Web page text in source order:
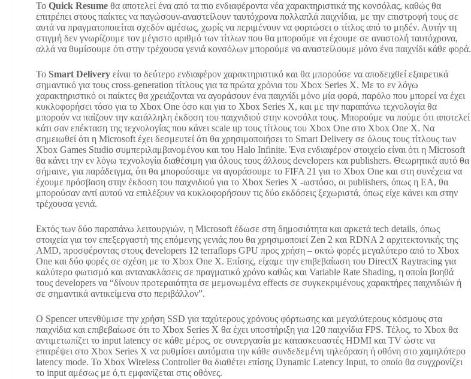
Το Quick Resume θα αποτελεί ένα από τα πιο ενδιαφέροντα νέα χαρακτηριστικά της κονσόλας, καθώς θα
επιτρέπει στους παίκτες να παγώσουν-αναστείλουν ταυτόχρονα πολλαπλά παιχνίδια, με την επιστροφή τους σε
αυτά να πραγματοποιείται σχεδόν αμέσως, χωρίς να περιμένουν να φορτώσει ο τίτλος από το μηδέν. Αυτήν τη
στιγμή δεν γνωρίζουμε τον μέγιστο αριθμό των τίτλων που θα μπορούμε να έχουμε σε αναστολή ταυτόχρονα,
αλλά να θυμίσουμε ότι στην τρέχουσα γενιά κονσόλων μπορούμε να αναστείλουμε μόνο ένα παιχνίδι κάθε φορά.
Το Smart Delivery είναι το δεύτερο ενδιαφέρον χαρακτηριστικό και θα μπορούσε να αποδειχθεί εξαιρετικά
σημαντικό για τους cross-generation τίτλους για τα πρώτα χρόνια του Xbox Series X. Με το εν λόγω
χαρακτηριστικό οι παίκτες θα χρειάζονται να αγοράσουν ένα παιχνίδι μόνο μία φορά, παρόλο που μπορεί να έχει
κυκλοφορήσει τόσο για το Xbox One όσο και για το Xbox Series X, και με την παραπάνω τεχνολογία θα
μπορούν να παίζουν την κατάλληλη έκδοση του παιχνιδιού στην κονσόλα τους. Μπορούμε να πούμε ότι αποτελεί
κάτι σαν επέκταση της τεχνολογίας που κάνει scale up τους τίτλους του Xbox One στο Xbox One X. Να
σημειωθεί ότι η Microsoft έχει δεσμευτεί ότι θα χρησιμοποιήσει το Smart Delivery σε όλους τους τίτλους των
Xbox Games Studio συμπεριλαμβανομένου και του Halo Infinite. Ένα ενδιαφέρον στοιχείο είναι ότι η Microsoft
θα κάνει την εν λόγω τεχνολογία διαθέσιμη για όλους τους άλλους developers και publishers. Θεωρητικά αυτό θα
σήμαινε, για παράδειγμα, ότι θα μπορούσαμε να αγοράσουμε το FIFA 21 για το Xbox One και στη συνέχεια να
έχουμε πρόσβαση στην έκδοση του παιχνιδιού για το Xbox Series X -ωστόσο, οι publishers, όπως η EA, θα
μπορούσαν αντί αυτού να επιλέξουν να κυκλοφορήσουν τις δύο εκδόσεις ξεχωριστά, όπως είχε κάνει και στην
τρέχουσα γενιά.
Εκτός των δύο παραπάνω λειτουργιών, η Microsoft έδωσε στη δημοσιότητα και αρκετά tech details, όπως
στοιχεία για τον επεξεργαστή της επόμενης γενιάς που θα χρησιμοποιεί Zen 2 και RDNA 2 αρχιτεκτονικής της
AMD, προσφέροντας στους developers 12 terraflops GPU προς χρήση – οκτώ φορές μεγαλύτερο από το Xbox
One και δύο φορές σε σχέση με το Xbox One X. Επίσης, είχαμε την επιβεβαίωση του DirectX Raytracing για
καλύτερο φωτισμό και αντανακλάσεις σε πραγματικό χρόνο καθώς και Variable Rate Shading, η οποία βοηθά
τους developers να “δίνουν προτεραιότητα σε μεμονωμένα effects σε συγκεκριμένους χαρακτήρες παιχνιδιών ή
σε σημαντικά αντικείμενα στο περιβάλλον”.
Ο Spencer υπενθύμισε την χρήση SSD για ταχύτερους χρόνους φόρτωσης και μεγαλύτερους κόσμους στα
παιχνίδια και επιβεβαίωσε ότι το Xbox Series X θα έχει υποστήριξη για 120 παιχνίδια FPS. Τέλος, το Xbox θα
αντιμετωπίζει το input latency σε κάθε μέρος, σε συνεργασία με κατασκευαστές HDMI και ΤV ώστε να
επιτρέψει στο Xbox Series X να ρυθμίσει αυτόματα την κάθε συνδεδεμένη τηλεόραση ή οθόνη στο χαμηλότερο
latency mode. Το Xbox Wireless Controller θα διαθέτει επίσης Dynamic Latency Input, το οποίο θα συγχρονίζει
το input αμέσως με ό,τι εμφανίζεται στις οθόνες.